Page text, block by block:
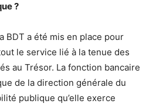
?
BDT a été mis en place pour
le service lié à la tenue des
au Trésor. La fonction bancaire
de la direction générale du
publique qu’elle exerce